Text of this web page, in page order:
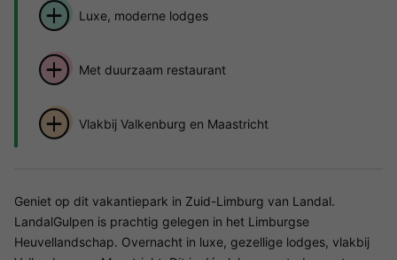
Luxe, moderne lodges
Met duurzaam restaurant
Vlakbij Valkenburg en Maastricht
Geniet op dit vakantiepark in Zuid-Limburg van Landal.
LandalGulpen is prachtig gelegen in het Limburgse
Heuvellandschap. Overnacht in luxe, gezellige lodges, vlakbij